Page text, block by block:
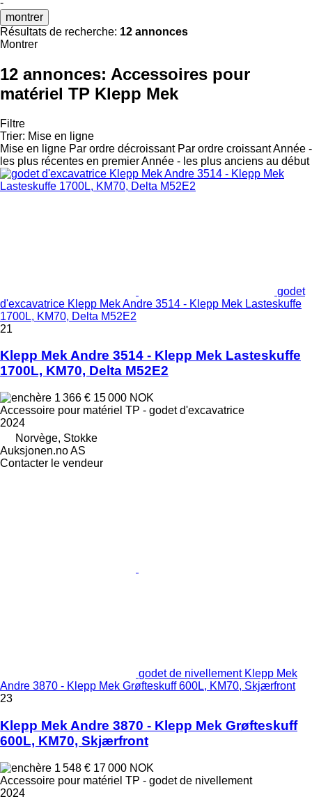
montrer
Résultats de recherche: 12 annonces
Montrer
12 annonces: Accessoires pour
matériel TP Klepp Mek
Filtre
Trier: Mise en ligne
Mise en ligne Par ordre décroissant Par ordre croissantAnnée -
les plus récentes en premierAnnée - les plus anciens au début
godet
d'excavatrice Klepp Mek Andre 3514 - Klepp Mek Lasteskuffe
1700L, KM70, Delta M52E2
21
Klepp Mek Andre 3514 - Klepp Mek Lasteskuffe
1700L, KM70, Delta M52E2
1 366 € 15 000 NOK
Accessoire pour matériel TP - godet d'excavatrice
2024
Norvège, Stokke
Auksjonen.no AS
Contacter le vendeur
godet de nivellement Klepp Mek
Andre 3870 - Klepp Mek Grøfteskuff 600L, KM70, Skjærfront
23
Klepp Mek Andre 3870 - Klepp Mek Grøfteskuff
600L, KM70, Skjærfront
1 548 € 17 000 NOK
Accessoire pour matériel TP - godet de nivellement
2024